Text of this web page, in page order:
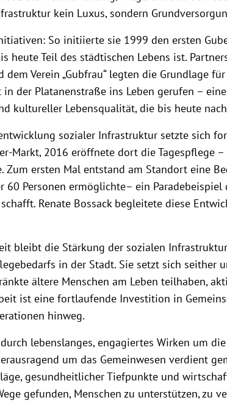
kein Luxus, sondern
So initiierte sie 1999 den ersten
heute Teil des städtischen Lebens ist.
dem Verein „Gubfrau“ legten die Grundlage
der Platanenstraße ins Leben gerufen –
kultureller Lebensqualität, die bis heute
sozialer Infrastruktur setzte sich
Markt, 2016 eröffnete dort die Tagespflege
Zum ersten Mal entstand am Standort eine
60 Personen ermöglichte– ein Paradebeispiel
Renate Bossack begleitete diese
bleibt die Stärkung der sozialen
in der Stadt. Sie setzt sich seither
ältere Menschen am Leben teilhaben,
ist eine fortlaufende Investition in
hinweg.
lebenslanges, engagiertes Wirken um
um das Gemeinwesen verdient
gesundheitlicher Tiefpunkte und
gefunden, Menschen zu unterstützen, zu